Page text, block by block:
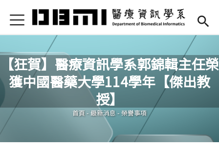
首頁
Open submenu (高中專區)
高中專區
最新消息
Open submenu (學系簡介)
學系簡介
Open submenu (本系成員)
本系成員
Open submenu (課程資訊)
Jump to Navigation
Jump to Main content
【狂賀】醫療資訊學系郭錦輯主任榮
獲中國醫藥大學114學年【傑出教
授】
您在這裡
首頁-最新消息-榮譽事項